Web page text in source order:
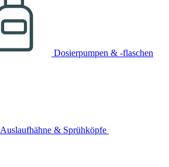
Dosierpumpen & -flaschen
Auslaufhähne & Sprühköpfe